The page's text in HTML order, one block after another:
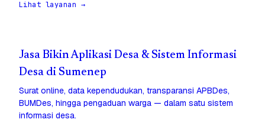
Lihat layanan →
Jasa Bikin Aplikasi Desa & Sistem Informasi
Desa di Sumenep
Surat online, data kependudukan, transparansi APBDes,
BUMDes, hingga pengaduan warga — dalam satu sistem
informasi desa.